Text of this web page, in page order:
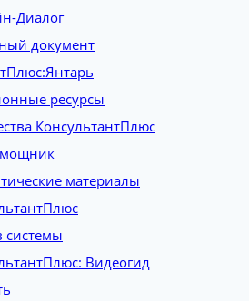
Диалог
документ
ресурсы
КонсультантПлюс
материалы
системы
Видеогид